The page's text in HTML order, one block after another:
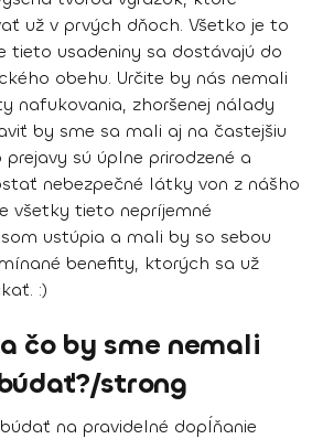
už v prvých dňoch. Všetko je to
tieto usadeniny sa dostávajú do
obehu. Určite by nás nemali
nafukovania, zhoršenej nálady
by sme sa mali aj na častejšiu
sú úplne prirodzené a
nebezpečné látky von z nášho
všetky tieto nepríjemné
ustúpia a mali by so sebou
benefity, ktorých sa už
:)
čo by sme nemali
strong
na pravidelné dopĺňanie